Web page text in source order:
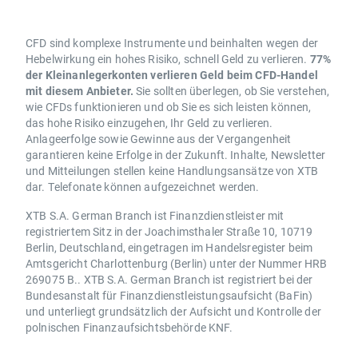
CFD sind komplexe Instrumente und beinhalten wegen der
Hebelwirkung ein hohes Risiko, schnell Geld zu verlieren. 77%
der Kleinanlegerkonten verlieren Geld beim CFD-Handel
mit diesem Anbieter. Sie sollten überlegen, ob Sie verstehen,
wie CFDs funktionieren und ob Sie es sich leisten können,
das hohe Risiko einzugehen, Ihr Geld zu verlieren.
Anlageerfolge sowie Gewinne aus der Vergangenheit
garantieren keine Erfolge in der Zukunft. Inhalte, Newsletter
und Mitteilungen stellen keine Handlungsansätze von XTB
dar. Telefonate können aufgezeichnet werden.
XTB S.A. German Branch ist Finanzdienstleister mit
registriertem Sitz in der Joachimsthaler Straße 10, 10719
Berlin, Deutschland, eingetragen im Handelsregister beim
Amtsgericht Charlottenburg (Berlin) unter der Nummer HRB
269075 B.. XTB S.A. German Branch ist registriert bei der
Bundesanstalt für Finanzdienstleistungsaufsicht (BaFin)
und unterliegt grundsätzlich der Aufsicht und Kontrolle der
polnischen Finanzaufsichtsbehörde KNF.